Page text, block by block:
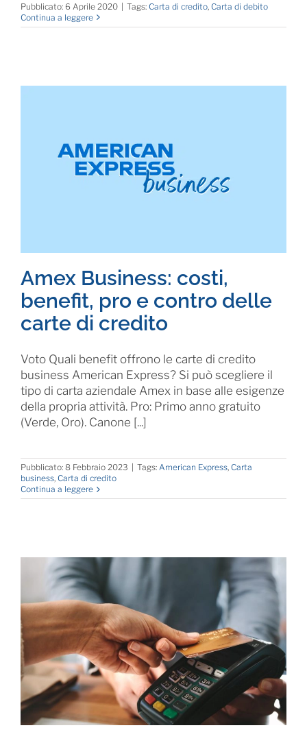
Pubblicato: 6 Aprile 2020 Tags: Carta di credito, Carta di debito
Continua a leggere
Amex Business: costi,
benefit, pro e contro delle
carte di credito
Voto Quali benefit offrono le carte di credito
business American Express? Si può scegliere il
tipo di carta aziendale Amex in base alle esigenze
della propria attività. Pro: Primo anno gratuito
(Verde, Oro). Canone [...]
Pubblicato: 8 Febbraio 2023 Tags: American Express, Carta
business, Carta di credito
Continua a leggere